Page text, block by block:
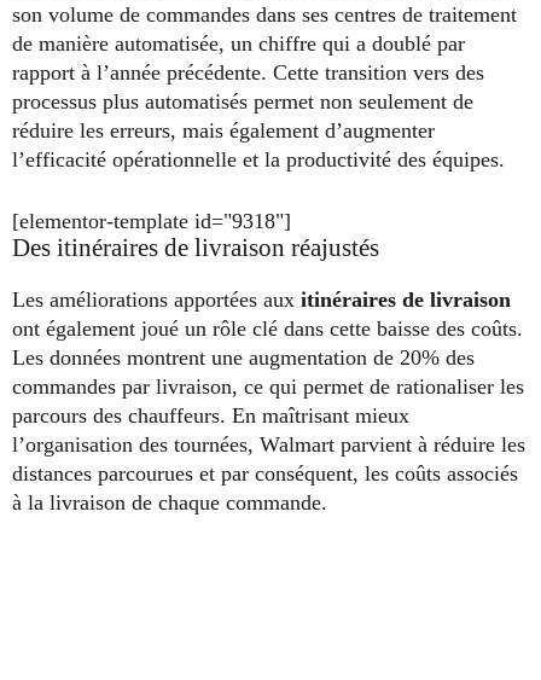
son volume de commandes dans ses centres de traitement
de manière automatisée, un chiffre qui a doublé par
rapport à l’année précédente. Cette transition vers des
processus plus automatisés permet non seulement de
réduire les erreurs, mais également d’augmenter
l’efficacité opérationnelle et la productivité des équipes.
[elementor-template id="9318"]
Des itinéraires de livraison réajustés
Les améliorations apportées aux itinéraires de livraison
ont également joué un rôle clé dans cette baisse des coûts.
Les données montrent une augmentation de 20% des
commandes par livraison, ce qui permet de rationaliser les
parcours des chauffeurs. En maîtrisant mieux
l’organisation des tournées, Walmart parvient à réduire les
distances parcourues et par conséquent, les coûts associés
à la livraison de chaque commande.